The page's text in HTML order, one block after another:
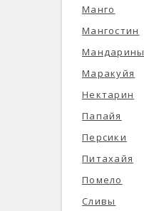
Манго
Мангостин
Мандарины
Маракуйя
Нектарин
Папайя
Персики
Питахайя
Помело
Сливы